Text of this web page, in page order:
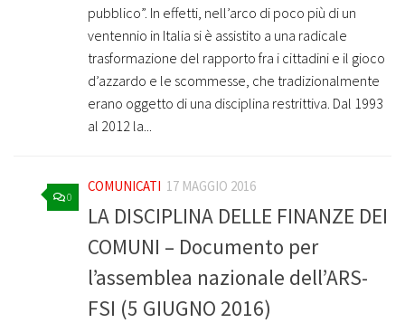
pubblico”. In effetti, nell’arco di poco più di un
ventennio in Italia si è assistito a una radicale
trasformazione del rapporto fra i cittadini e il gioco
d’azzardo e le scommesse, che tradizionalmente
erano oggetto di una disciplina restrittiva. Dal 1993
al 2012 la...
0
COMUNICATI 17 MAGGIO 2016
LA DISCIPLINA DELLE FINANZE DEI
COMUNI – Documento per
l’assemblea nazionale dell’ARS-
FSI (5 GIUGNO 2016)